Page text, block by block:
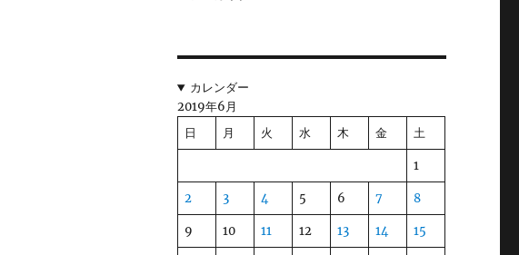
カレンダー
2019年6月
日
月 火 水 木 金 土
1
2 3 4 5 6 7 8
9 10 11 12 13 14 15